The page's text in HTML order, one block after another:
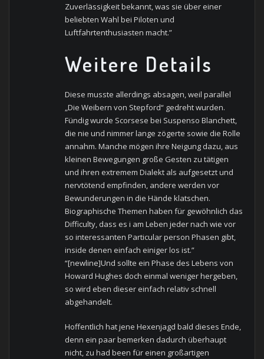
Zuverlässigkeit bekannt, was sie über einer
beliebten Wahl bei Piloten und
Luftfahrtenthusiasten macht.”
Weitere Details
Diese musste allerdings absagen, weil parallel
„Die Weibern von Stepford“ gedreht wurden.
Fündig wurde Scorsese bei Suspenso Blanchett,
die nie und nimmer lange zögerte sowie die Rolle
annahm. Manche mögen ihre Neigung dazu, aus
kleinen Bewegungen große Gesten zu tätigen
und ihren extremem Dialekt als aufgesetzt und
nervtötend empfinden, andere werden vor
Bewunderungen in die Hände klatschen.
Biographische Themen haben für gewöhnlich das
Difficulty, dass es i am Leben jeder nach wie vor
so interessanten Particular person Phasen gibt,
inside denen einfach einiger los ist.”
“[newline]Und sollte ein Phase des Lebens von
Howard Hughes doch einmal weniger hergeben,
so wird eben dieser einfach relativ schnell
abgehandelt.
Hoffentlich hat jene Hexenjagd bald dieses Ende,
denn ein paar bemerken dadurch überhaupt
nicht, zu had been für einen großartigen